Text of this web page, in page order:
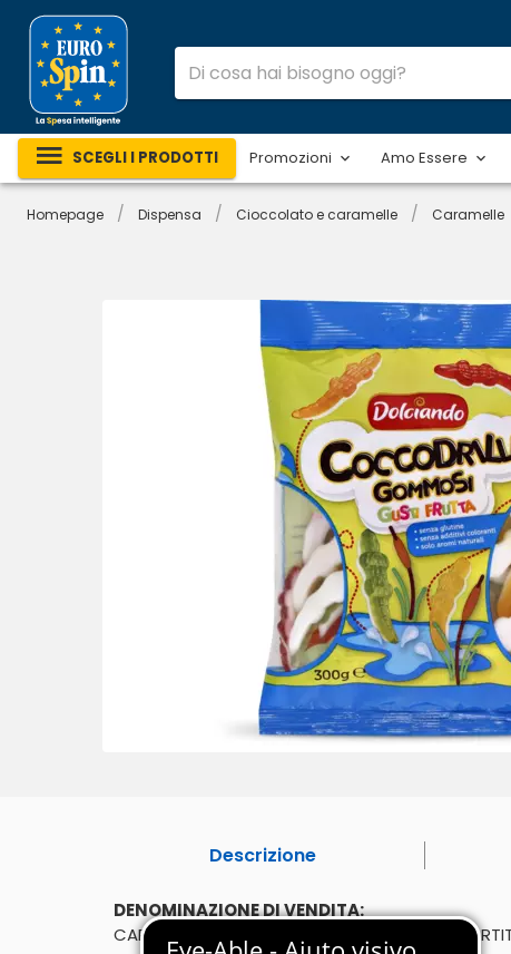
SCEGLI I PRODOTTI Promozioni Amo Essere
Homepage / Dispensa / Cioccolato e caramelle / Caramelle
Descrizione
DENOMINAZIONE DI VENDITA:
CARAMELLE GOMMOSE AL GUSTO FRUTTI